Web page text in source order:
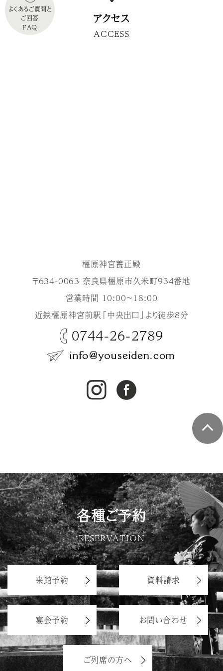
アクセス
ACCESS
橿原神宮養正殿
〒634-0063 奈良県橿原市久米町934番地
営業時間 10:00～18:00
近鉄橿原神宮前駅「中央出口」より徒歩8分
0744-26-2789
よくあるご質問と
ご回答
FAQ
各種ご予約
RESERVATION
来館予約 資料請求
宴会予約 お問い合わせ
ご列席の方へ